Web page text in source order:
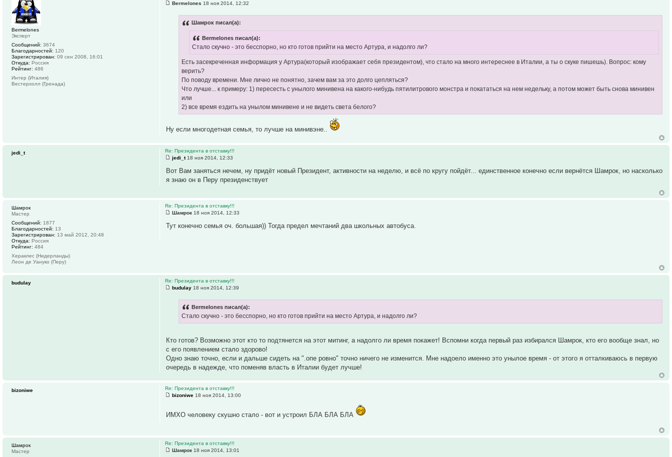
Bermelones 18 ноя 2014, 12:32
Шамрок писал(а):
Bermelones писал(а):
Стало скучно - это бесспорно, но кто готов прийти на место Артура, и надолго ли?
Есть засекреченная информация у Артура(который изображает себя президентом), что стало на много интереснее в Италии, а ты о скуке пишешь). Вопрос: кому
верить?
По поводу времени. Мне лично не понятно, зачем вам за это долго цепляться?
Что лучше... к примеру: 1) пересесть с унылого минивена на какого-нибудь пятилитрового монстра и покататься на нем недельку, а потом может быть снова минивен
или
2) все время ездить на унылом минивене и не видеть света белого?
Ну если многодетная семья, то лучше на минивэне..
Bermelones
Эксперт
Сообщений: 3674
Благодарностей: 120
Зарегистрирован: 09 сен 2008, 16:01
Откуда: Россия
Рейтинг: 486
Интер (Италия)
Вестерхолл (Гренада)
Re: Президента в отставку!!!
jedi_t18 ноя 2014, 12:33
Вот Вам заняться нечем, ну придёт новый Президент, активности на неделю, и всё по кругу пойдёт... единственное конечно если вернётся Шамрок, но насколько
я знаю он в Перу президенствует
jedi_t
Re: Президента в отставку!!!
Шамрок 18 ноя 2014, 12:33
Тут конечно семья оч. большая)) Тогда предел мечтаний два школьных автобуса.
Шамрок
Мастер
Сообщений: 1877
Благодарностей: 13
Зарегистрирован: 13 май 2012, 20:48
Откуда: Россия
Рейтинг: 484
Хераклес (Нидерланды)
Леон де Уануко (Перу)
Re: Президента в отставку!!!
budulay 18 ноя 2014, 12:39
Bermelones писал(а):
Стало скучно - это бесспорно, но кто готов прийти на место Артура, и надолго ли?
Кто готов? Возможно этот кто то подтянется на этот митинг, а надолго ли время покажет! Вспомни когда первый раз избирался Шамрок, кто его вообще знал, но
с его появлением стало здорово!
Одно знаю точно, если и дальше сидеть на ".опе ровно" точно ничего не изменится. Мне надоело именно это унылое время - от этого я отталкиваюсь в первую
очередь в надежде, что поменяв власть в Италии будет лучше!
budulay
Re: Президента в отставку!!!
bizoniwe 18 ноя 2014, 13:00
ИМХО человеку скушно стало - вот и устроил БЛА БЛА БЛА
bizoniwe
Re: Президента в отставку!!!
Шамрок 18 ноя 2014, 13:01
Шамрок
Мастер